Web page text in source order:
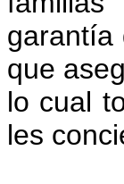
garantía
que
lo cual
les